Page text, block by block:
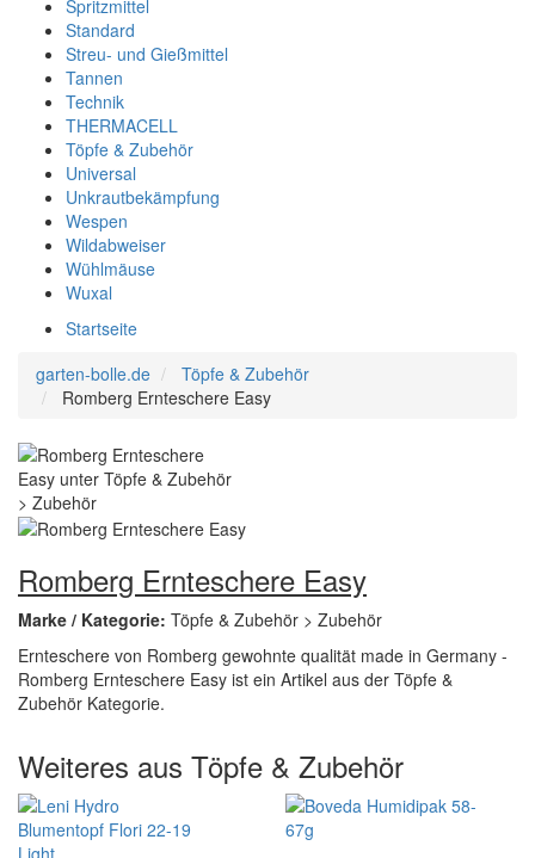
Spritzmittel
Standard
Streu- und Gießmittel
Tannen
Technik
THERMACELL
Töpfe & Zubehör
Universal
Unkrautbekämpfung
Wespen
Wildabweiser
Wühlmäuse
Wuxal
Startseite
garten-bolle.de
Töpfe & Zubehör
Romberg Ernteschere Easy
Romberg Ernteschere Easy
Marke / Kategorie: Töpfe & Zubehör > Zubehör
Ernteschere von Romberg gewohnte qualität made in Germany -
Romberg Ernteschere Easy ist ein Artikel aus der Töpfe &
Zubehör Kategorie.
Weiteres aus Töpfe & Zubehör